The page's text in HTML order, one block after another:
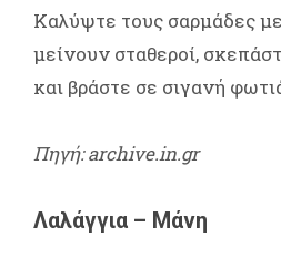
Καλύψτε τους σαρμάδες
μείνουν σταθεροί,
και βράστε σε σιγανή
Πηγή: archive.in.gr
Λαλάγγια – Μάνη